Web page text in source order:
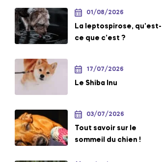
01/08/2026
La leptospirose, qu’est-
ce que c’est ?
17/07/2026
Le Shiba Inu
03/07/2026
Tout savoir sur le
sommeil du chien !